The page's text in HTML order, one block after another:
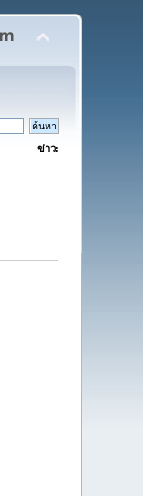
ข่าว: